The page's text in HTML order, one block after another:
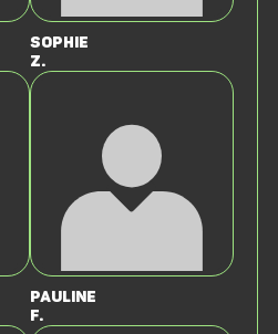
Sophie
Z.
Pauline
F.